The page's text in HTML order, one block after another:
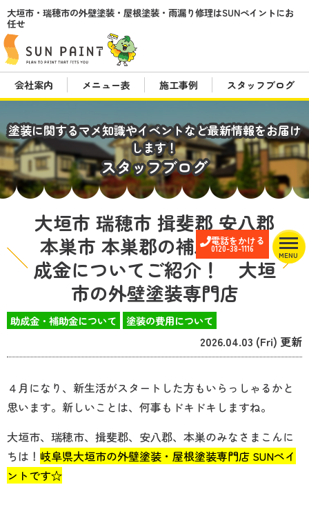
電話をかける
0120-38-1116
MENU
大垣市・瑞穂市の外壁塗装・屋根塗装・雨漏り修理はSUNペイントにお
任せ
会社案内 メニュー表 施工事例 スタッフブログ
塗装に関するマメ知識やイベントなど最新情報をお届け
します！
スタッフブログ
大垣市 瑞穂市 揖斐郡 安八郡
本巣市 本巣郡の補助金・助
成金についてご紹介！ 大垣
市の外壁塗装専門店
助成金・補助金について 塗装の費用について
2026.04.03 (Fri) 更新
４月になり、新生活がスタートした方もいらっしゃるかと
思います。新しいことは、何事もドキドキしますね。
大垣市、瑞穂市、揖斐郡、安八郡、本巣のみなさまこんに
ちは！ 岐阜県大垣市の外壁塗装・屋根塗装専門店 SUNペイ
ントです☆